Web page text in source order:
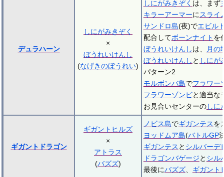
デュラハーン
しにがみきぞく
×
ぼうれいけんし
(なげきのぼうれい)
しにがみきぞく は、まず
キラーアーマーに スライ
サンドロ島(夜)でエビル
配合してボーンナイト を
ぼうれいけんしは、
月の
ぼうれいけんし と しにが
パターン2
モルボンバ島でフラワー
フラワーゾンビと適当な
お見合いセンターのしに
ギガントドラゴン
ギガントヒルズ
×
アトラス
(バズズ)
ノビス島でギガンテスを
ヨッドムア島(バトルGP
ギガンテス と シルバーデ
ドラゴンバゲージと シル
最後にバズズ、 ギガント